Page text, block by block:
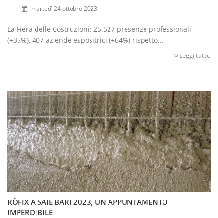
martedì 24 ottobre 2023
La Fiera delle Costruzioni: 25.527 presenze professionali
(+35%), 407 aziende espositrici (+64%) rispetto...
Leggi tutto
RÖFIX A SAIE BARI 2023, UN APPUNTAMENTO
IMPERDIBILE